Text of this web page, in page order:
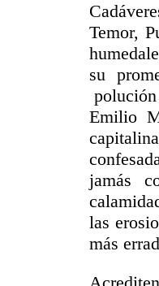
Temor,
su
Emilio
jamás
las
más